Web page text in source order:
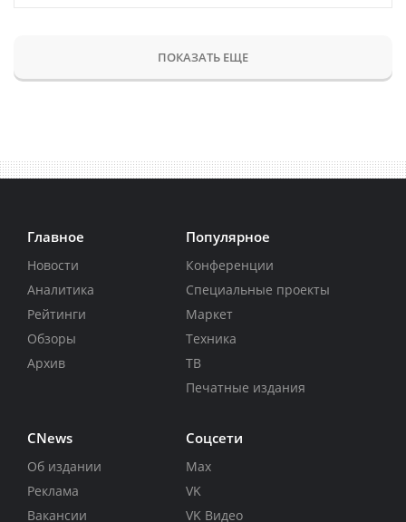
ПОКАЗАТЬ ЕЩЕ
Главное
Новости
Аналитика
Рейтинги
Обзоры
Архив
Популярное
Конференции
Специальные проекты
Маркет
Техника
ТВ
Печатные издания
CNews
Об издании
Реклама
Вакансии
Соцсети
Max
VK
VK Видео